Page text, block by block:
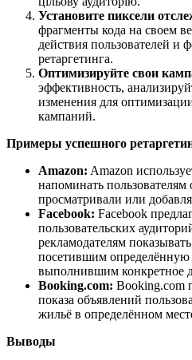
Установите пиксели
фрагменты кода на своем
действия пользователей и
ретаргетинга.
Оптимизируйте свои
эффективность,
изменения для
кампаний.
Примеры успешного
Amazon: Amazon
напоминать пользователям
просматривали или
Facebook: Facebook
пользовательских
рекламодателям
посетившим определённую
выполнившим конкретное
Booking.com: Booking.com
показа объявлений
жильё в определённом
Выводы